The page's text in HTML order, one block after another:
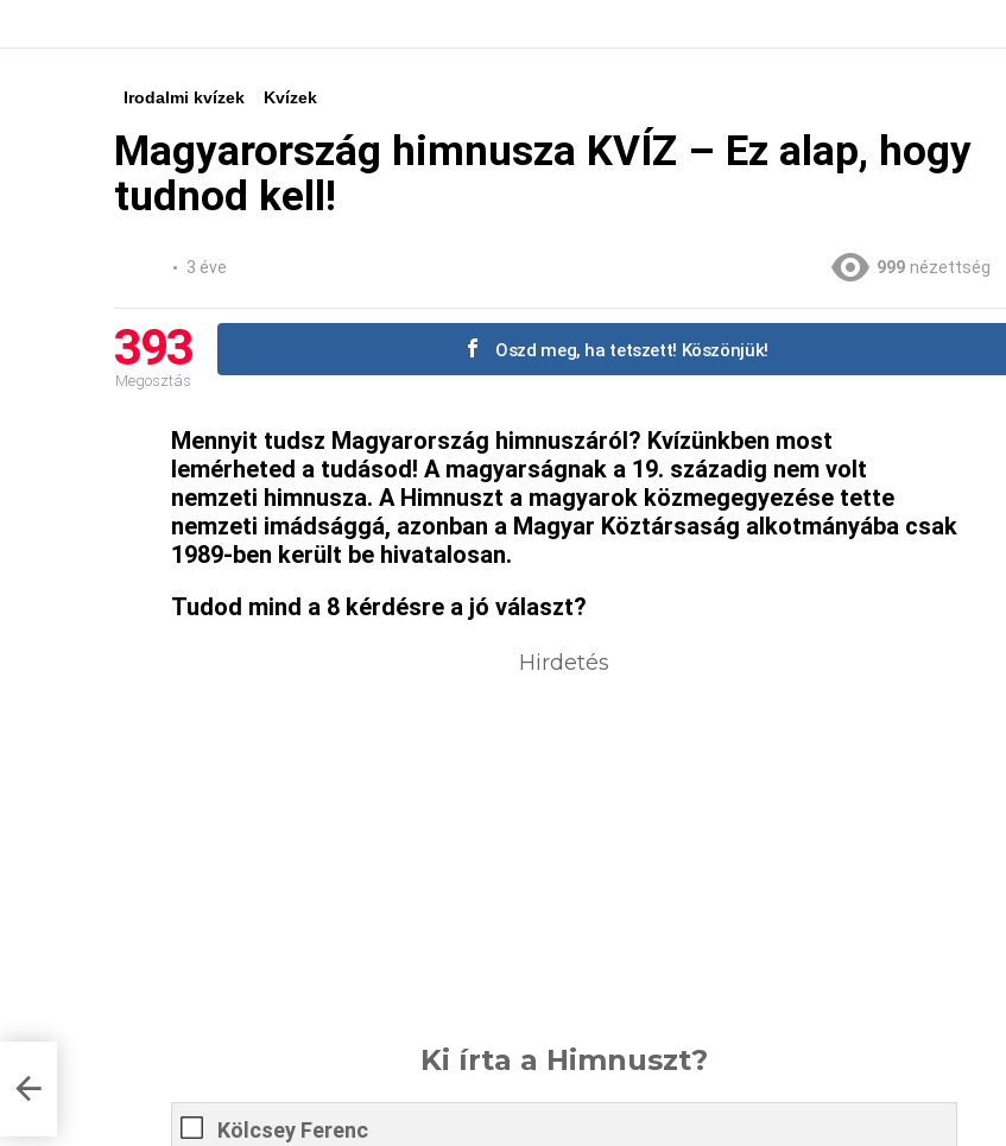
Irodalmi kvízek Kvízek
Magyarország himnusza KVÍZ – Ez alap, hogy
tudnod kell!
3 éve 999 nézettség
393
Megosztás
Oszd meg, ha tetszett! Köszönjük!
Mennyit tudsz Magyarország himnuszáról? Kvízünkben most
lemérheted a tudásod! A magyarságnak a 19. századig nem volt
nemzeti himnusza. A Himnuszt a magyarok közmegegyezése tette
nemzeti imádsággá, azonban a Magyar Köztársaság alkotmányába csak
1989-ben került be hivatalosan.
Tudod mind a 8 kérdésre a jó választ?
Hirdetés
Ki írta a Himnuszt?
Kölcsey Ferenc